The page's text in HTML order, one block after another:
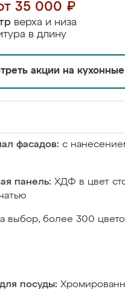
35 000 ₽
верха и низа
в длину
акции на
фасадов: с
панель: ХДФ в цвет
выбор, более 300
посуды: